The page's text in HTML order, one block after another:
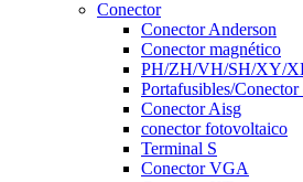
Conector
Conector Anderson
Conector magnético
PH/ZH/VH/SH/XY/
Portafusibles/Conector
Conector Aisg
conector fotovoltaico
Terminal S
Conector VGA